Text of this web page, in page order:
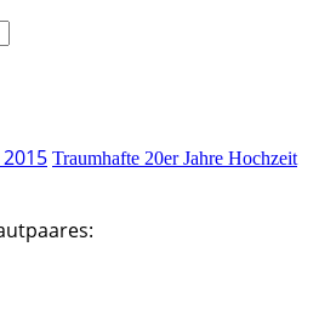
Traumhafte 20er Jahre Hochzeit